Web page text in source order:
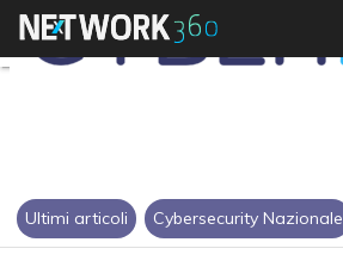
Ultimi articoli Cybersecurity Nazionale